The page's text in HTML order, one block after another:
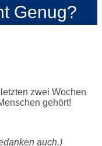
Genug?
zwei Wochen
gehört!
auch.)